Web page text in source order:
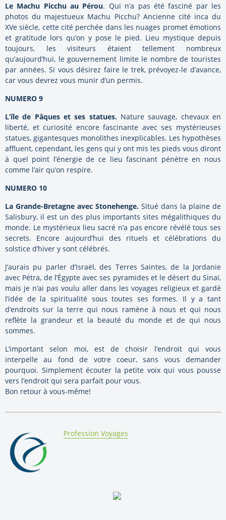
Le Machu Picchu au Pérou. Qui n’a pas été fasciné par les
photos du majestueux Machu Picchu? Ancienne cité inca du
XVe siècle, cette cité perchée dans les nuages promet émotions
et gratitude lors qu’on y pose le pied. Lieu mystique depuis
toujours, les visiteurs étaient tellement nombreux
qu’aujourd’hui, le gouvernement limite le nombre de touristes
par années. Si vous désirez faire le trek, prévoyez-le d’avance,
car vous devrez vous munir d’un permis.
NUMERO 9
L’île de Pâques et ses statues.Nature sauvage, chevaux en
liberté, et curiosité encore fascinante avec ses mystérieuses
statues, gigantesques monolithes inexplicables. Les hypothèses
affluent, cependant, les gens qui y ont mis les pieds vous diront
à quel point l’énergie de ce lieu fascinant pénètre en nous
comme l’air qu’on respire.
NUMERO 10
La Grande-Bretagne avec Stonehenge. Situé dans la plaine de
Salisbury, il est un des plus importants sites mégalithiques du
monde. Le mystérieux lieu sacré n’a pas encore révélé tous ses
secrets. Encore aujourd’hui des rituels et célébrations du
solstice d’hiver y sont célébrés.
J’aurais pu parler d’Israël, des Terres Saintes, de la Jordanie
avec Pétra, de l’Égypte avec ses pyramides et le désert du Sinaï,
mais je n’ai pas voulu aller dans les voyages religieux et gardé
l’idée de la spiritualité sous toutes ses formes. Il y a tant
d’endroits sur la terre qui nous ramène à nous et qui nous
reflète la grandeur et la beauté du monde et de qui nous
sommes.
L’important selon moi, est de choisir l’endroit qui vous
interpelle au fond de votre coeur, sans vous demander
pourquoi. Simplement écouter la petite voix qui vous pousse
vers l’endroit qui sera parfait pour vous.
Bon retour à vous-même!
By:
Profession Voyages